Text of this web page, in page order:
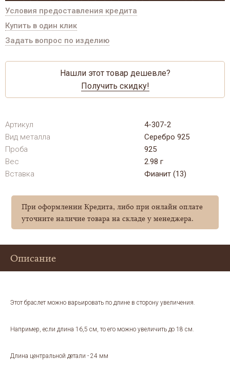
Условия предоставления кредита
Купить в один клик
Задать вопрос по изделию
Нашли этот товар дешевле?
Получить скидку!
Артикул
4-307-2
Вид металла
Серебро 925
Проба
925
Вес
2.98 г
Вставка
Фианит (13)
При оформлении Кредита, либо при онлайн оплате
уточните наличие товара на складе у менеджера.
Описание
Этот браслет можно варьировать по длине в сторону увеличения.
Например, если длина 16,5 см, то его можно увеличить до 18 см.
Длина центральной детали - 24 мм